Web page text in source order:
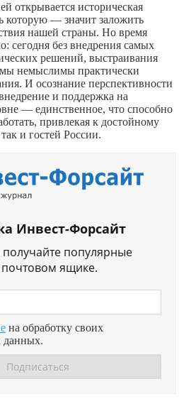
открывается историческая
которую — значит заложить
нашей страны. Но время
сегодня без внедрения самых
решений, выстраивания
немыслимы практически
И осознание перспективности
и поддержка на
— единственное, что способно
привлекая к достойному
и гостей России.
Инвест-Форсайт
популярные
ящике.
на обработку своих
данных.